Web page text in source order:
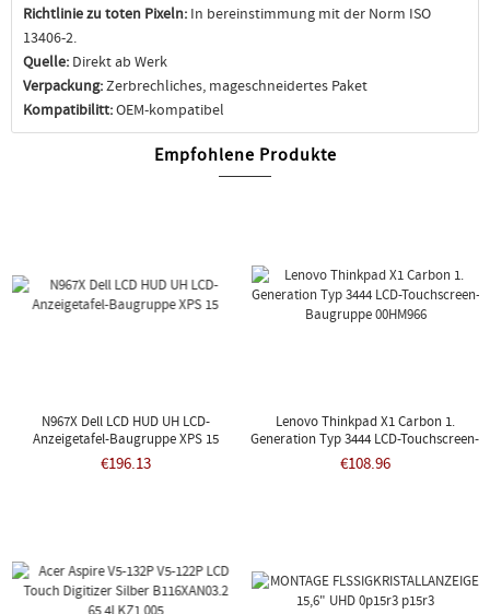
Richtlinie zu toten Pixeln: In bereinstimmung mit der Norm ISO
13406-2.
Quelle: Direkt ab Werk
Verpackung:Zerbrechliches, mageschneidertes Paket
Kompatibilitt:OEM-kompatibel
Empfohlene Produkte
N967X Dell LCD HUD UH LCD-
Anzeigetafel-Baugruppe XPS 15
€196.13
Lenovo Thinkpad X1 Carbon 1.
Generation Typ 3444 LCD-Touchscreen-
Baugruppe 00HM966
€108.96